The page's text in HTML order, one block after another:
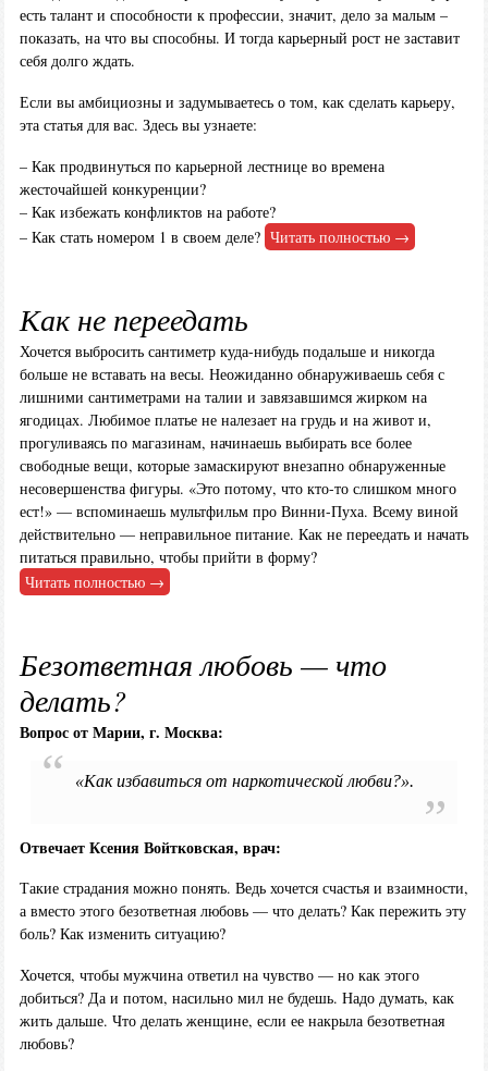
есть талант и способности к профессии, значит, дело за малым –
показать, на что вы способны. И тогда карьерный рост не заставит
себя долго ждать.
Если вы амбициозны и задумываетесь о том, как сделать карьеру,
эта статья для вас. Здесь вы узнаете:
– Как продвинуться по карьерной лестнице во времена
жесточайшей конкуренции?
– Как избежать конфликтов на работе?
– Как стать номером 1 в своем деле? Читать полностью →
Как не переедать
Хочется выбросить сантиметр куда-нибудь подальше и никогда
больше не вставать на весы. Неожиданно обнаруживаешь себя с
лишними сантиметрами на талии и завязавшимся жирком на
ягодицах. Любимое платье не налезает на грудь и на живот и,
прогуливаясь по магазинам, начинаешь выбирать все более
свободные вещи, которые замаскируют внезапно обнаруженные
несовершенства фигуры. «Это потому, что кто-то слишком много
ест!» — вспоминаешь мультфильм про Винни-Пуха. Всему виной
действительно — неправильное питание. Как не переедать и начать
питаться правильно, чтобы прийти в форму?
Читать полностью →
Безответная любовь — что
делать?
Вопрос от Марии, г. Москва:
«Как избавиться от наркотической любви?».
Отвечает Ксения Войтковская, врач:
Такие страдания можно понять. Ведь хочется счастья и взаимности,
а вместо этого безответная любовь — что делать? Как пережить эту
боль? Как изменить ситуацию?
Хочется, чтобы мужчина ответил на чувство — но как этого
добиться? Да и потом, насильно мил не будешь. Надо думать, как
жить дальше. Что делать женщине, если ее накрыла безответная
любовь?